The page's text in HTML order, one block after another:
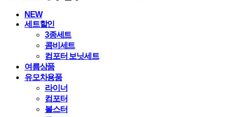
NEW
세트할인
3종세트
콤비세트
컴포터 보닛세트
여름상품
유모차용품
라이너
컴포터
볼스터